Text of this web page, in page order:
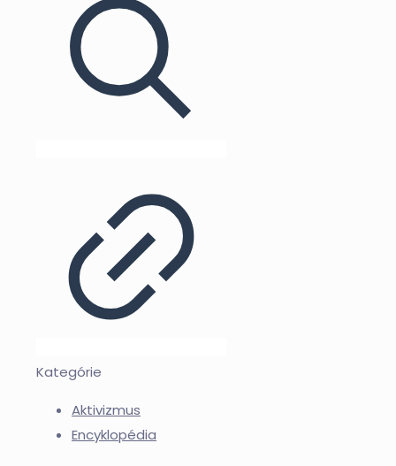
Kategórie
Aktivizmus
Encyklopédia